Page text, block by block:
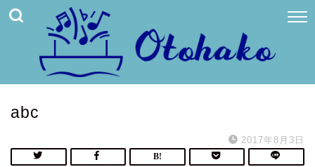
abc
2017年8月3日